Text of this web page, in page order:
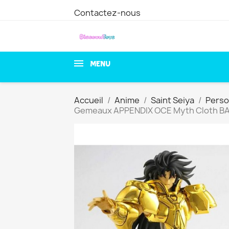
Contactez-nous
MENU
Accueil Anime Saint Seiya
Gemeaux APPENDIX OCE Myth Cloth